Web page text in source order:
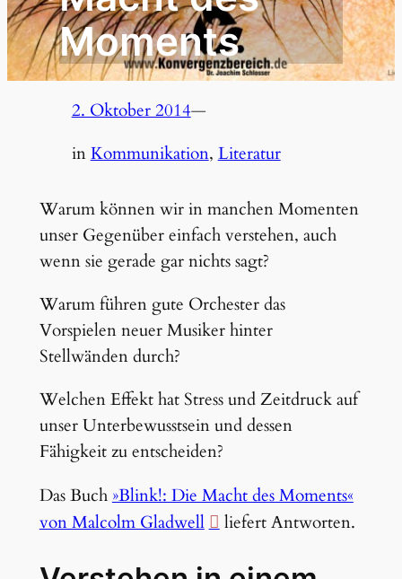
Moments
2. Oktober 2014—
inKommunikation, Literatur
Warum können wir in manchen Momenten
unser Gegenüber einfach verstehen, auch
wenn sie gerade gar nichts sagt?
Warum führen gute Orchester das
Vorspielen neuer Musiker hinter
Stellwänden durch?
Welchen Effekt hat Stress und Zeitdruck auf
unser Unterbewusstsein und dessen
Fähigkeit zu entscheiden?
Das Buch »Blink!: Die Macht des Moments«
von Malcolm Gladwell
liefert Antworten.